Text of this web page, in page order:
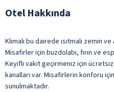
Otel Hakkında
Klimalı bu dairede ısıtmalı zemin ve
Misafirler için buzdolabı, fırın ve
Keyifli vakit geçirmeniz için
kanalları var. Misafirlerin konforu
sunulmaktadır.